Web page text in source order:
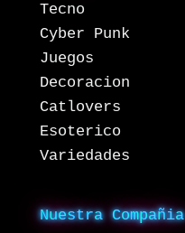
Tecno
Cyber Punk
Juegos
Decoracion
Catlovers
Esoterico
Variedades
Nuestra Compañia